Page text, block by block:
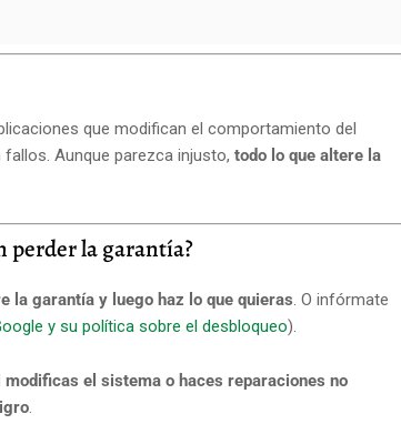
que modifican el comportamiento del
Aunque parezca injusto, todo lo que altere la
perder la garantía?
la garantía y luego haz lo que quieras . O infórmate
y su política sobre el desbloqueo).
modificas el sistema o haces reparaciones no